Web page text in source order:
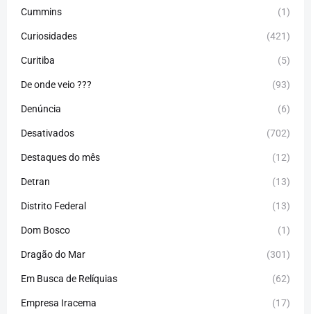
Cummins (1)
Curiosidades (421)
Curitiba (5)
De onde veio ??? (93)
Denúncia (6)
Desativados (702)
Destaques do mês (12)
Detran (13)
Distrito Federal (13)
Dom Bosco (1)
Dragão do Mar (301)
Em Busca de Relíquias (62)
Empresa Iracema (17)